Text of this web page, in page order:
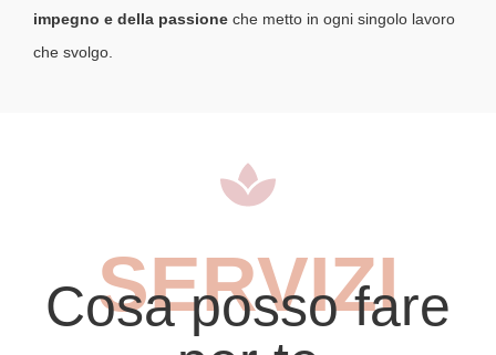
impegno e della passione che metto in ogni singolo lavoro
che svolgo.
SERVIZI
Cosa posso fare